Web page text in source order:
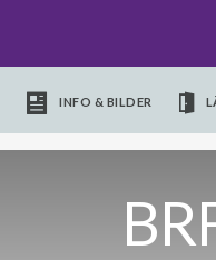
INFO & BILDER